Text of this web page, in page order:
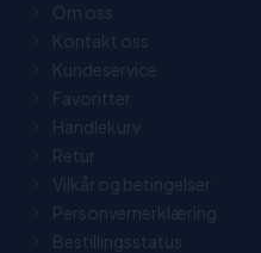
Om oss
Kontakt oss
Kundeservice
Favoritter
Handlekurv
Retur
Vilkår og betingelser
Personvernerklæring
Bestillingsstatus